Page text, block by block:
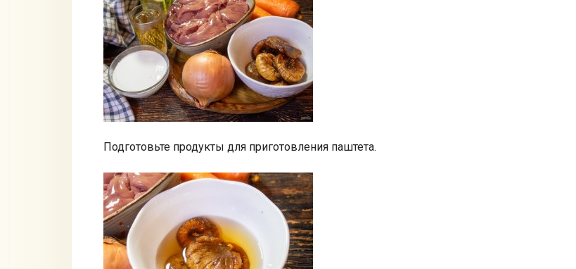
Подготовьте продукты для приготовления паштета.